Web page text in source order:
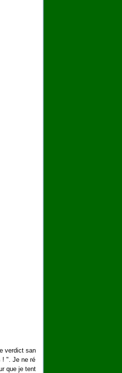
verdict san
! ". Je ne ré
que je tent